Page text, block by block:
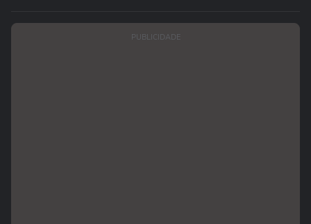
PUBLICIDADE